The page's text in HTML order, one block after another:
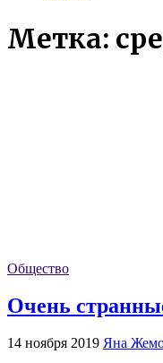
Метка:
Общество
Очень
14 ноября 2019 Яна